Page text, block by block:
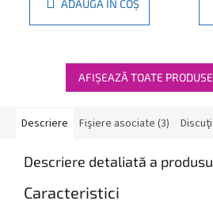
ADAUGĂ ÎN COŞ
AFIŞEAZĂ TOATE
Descriere Fişiere asociate (3)
Descriere detaliată a
Caracteristici